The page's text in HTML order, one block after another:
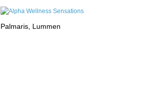
Palmaris, Lummen